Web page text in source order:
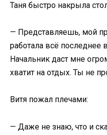
Таня быстро накрыла
— Представляешь, мой
работала всё последнее
Начальник даст мне
хватит на отдых. Ты не
Витя пожал плечами:
— Даже не знаю, что и